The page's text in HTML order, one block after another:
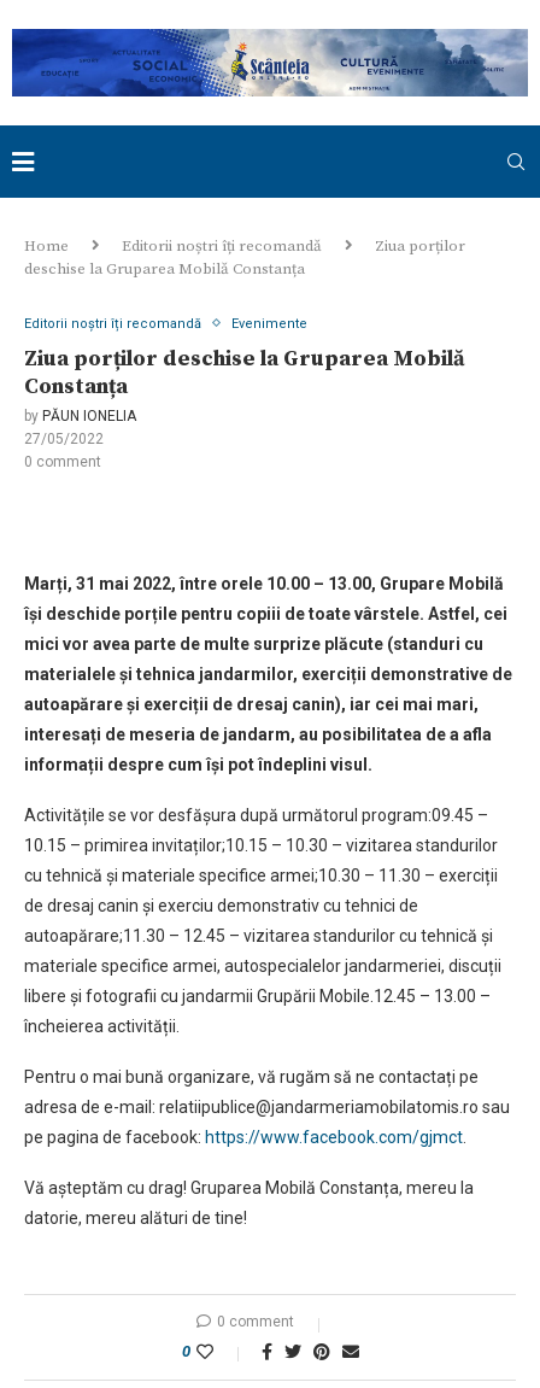
Home Editorii noștri îți recomandă
Ziua porților
deschise la Gruparea Mobilă Constanța
Editorii noștri îți recomandă Evenimente
Ziua porților deschise la Gruparea Mobilă
Constanța
by PĂUN IONELIA
27/05/2022
0 comment
Marți, 31 mai 2022, între orele 10.00 – 13.00, Grupare Mobilă
își deschide porțile pentru copiii de toate vârstele. Astfel, cei
mici vor avea parte de multe surprize plăcute (standuri cu
materialele și tehnica jandarmilor, exerciții demonstrative de
autoapărare și exerciții de dresaj canin), iar cei mai mari,
interesați de meseria de jandarm, au posibilitatea de a afla
informații despre cum își pot îndeplini visul.
Activitățile se vor desfășura după următorul program:09.45 –
10.15 – primirea invitaților;10.15 – 10.30 – vizitarea standurilor
cu tehnică și materiale specifice armei;10.30 – 11.30 – exerciții
de dresaj canin și exerciu demonstrativ cu tehnici de
autoapărare;11.30 – 12.45 – vizitarea standurilor cu tehnică și
materiale specifice armei, autospecialelor jandarmeriei, discuții
libere și fotografii cu jandarmii Grupării Mobile.12.45 – 13.00 –
încheierea activității.
Pentru o mai bună organizare, vă rugăm să ne contactați pe
adresa de e-mail: relatiipublice@jandarmeriamobilatomis.ro sau
pe pagina de facebook: https://www.facebook.com/gjmct
Vă așteptăm cu drag! Gruparea Mobilă Constanța, mereu la
datorie, mereu alături de tine!
0 comment
0